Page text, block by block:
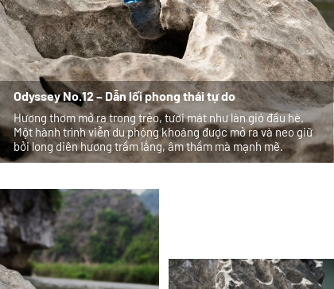
Odyssey No.12 – Dẫn lối phong thái tự do
Hương thơm mở ra trong trẻo, tươi mát như làn gió đầu hè.
Một hành trình viễn du phóng khoáng được mở ra và neo giữ
bởi long diên hương trầm lắng, âm thầm mà mạnh mẽ.